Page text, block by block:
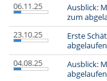
06.11.25
Ausblick:
zum
23.10.25
Erste
04.08.25
Ausblick: